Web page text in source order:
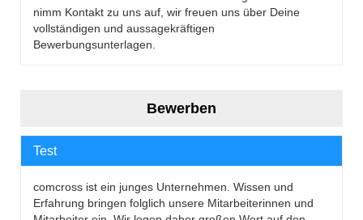
nimm Kontakt zu uns auf, wir freuen uns über Deine
vollständigen und aussagekräftigen
Bewerbungsunterlagen.
Bewerben
Test
comcross ist ein junges Unternehmen. Wissen und
Erfahrung bringen folglich unsere Mitarbeiterinnen und